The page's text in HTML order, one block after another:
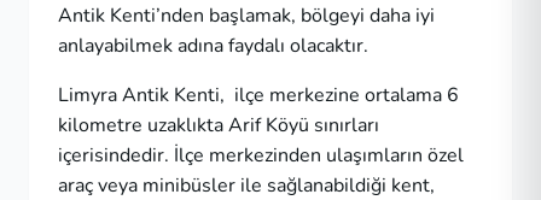
Antik Kenti’nden başlamak, bölgeyi daha iyi
anlayabilmek adına faydalı olacaktır.
Limyra Antik Kenti, ilçe merkezine ortalama 6
kilometre uzaklıkta Arif Köyü sınırları
içerisindedir. İlçe merkezinden ulaşımların özel
araç veya minibüsler ile sağlanabildiği kent,